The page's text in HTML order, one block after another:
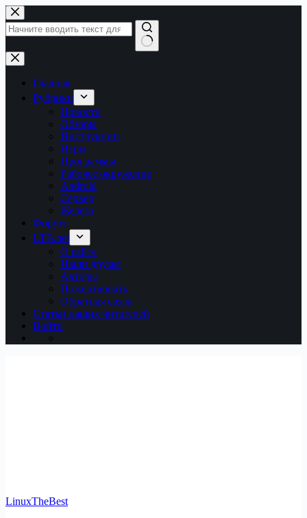
Перейти
к
сути
Ничего
не
найденоГлавная
Рубрики
Новости
Обзоры
Инструкции
Игры
Программы
Рабочее окружение
Android
Сервер
Железо
Форум
LTB.net
О сайте
Наши друзья
Авторы
Пожертвовать
Обратная связь
Статьи наших читателей
Войти
LinuxTheBest